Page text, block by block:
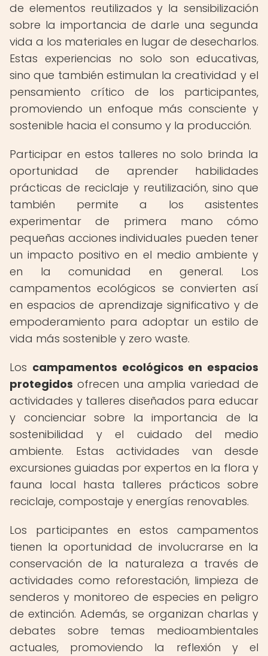
de elementos reutilizados y la sensibilización
sobre la importancia de darle una segunda
vida a los materiales en lugar de desecharlos.
Estas experiencias no solo son educativas,
sino que también estimulan la creatividad y el
pensamiento crítico de los participantes,
promoviendo un enfoque más consciente y
sostenible hacia el consumo y la producción.
Participar en estos talleres no solo brinda la
oportunidad de aprender habilidades
prácticas de reciclaje y reutilización, sino que
también permite a los asistentes
experimentar de primera mano cómo
pequeñas acciones individuales pueden tener
un impacto positivo en el medio ambiente y
en la comunidad en general. Los
campamentos ecológicos se convierten así
en espacios de aprendizaje significativo y de
empoderamiento para adoptar un estilo de
vida más sostenible y zero waste.
Los campamentos ecológicos en espacios
protegidos ofrecen una amplia variedad de
actividades y talleres diseñados para educar
y concienciar sobre la importancia de la
sostenibilidad y el cuidado del medio
ambiente. Estas actividades van desde
excursiones guiadas por expertos en la flora y
fauna local hasta talleres prácticos sobre
reciclaje, compostaje y energías renovables.
Los participantes en estos campamentos
tienen la oportunidad de involucrarse en la
conservación de la naturaleza a través de
actividades como reforestación, limpieza de
senderos y monitoreo de especies en peligro
de extinción. Además, se organizan charlas y
debates sobre temas medioambientales
actuales, promoviendo la reflexión y el